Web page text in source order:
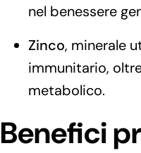
nel benessere
Zinco, minerale
immunitario,
metabolico.
Benefici